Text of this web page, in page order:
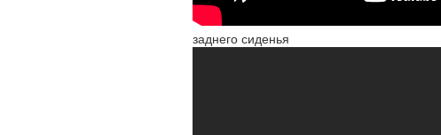
заднего сиденья